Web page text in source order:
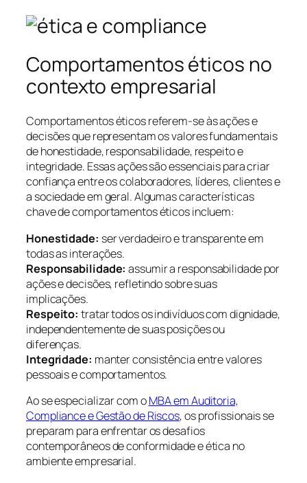
Comportamentos éticos no
contexto empresarial
Comportamentos éticos referem-se às ações e
decisões que representam os valores fundamentais
de honestidade, responsabilidade, respeito e
integridade. Essas ações são essenciais para criar
confiança entre os colaboradores, líderes, clientes e
a sociedade em geral. Algumas características
chave de comportamentos éticos incluem:
Honestidade: ser verdadeiro e transparente em
todas as interações.
Responsabilidade: assumir a responsabilidade por
ações e decisões, refletindo sobre suas
implicações.
Respeito: tratar todos os indivíduos com dignidade,
independentemente de suas posições ou
diferenças.
Integridade: manter consistência entre valores
pessoais e comportamentos.
Ao se especializar com oMBA em Auditoria,
Compliance e Gestão de Riscos, os profissionais se
preparam para enfrentar os desafios
contemporâneos de conformidade e ética no
ambiente empresarial.